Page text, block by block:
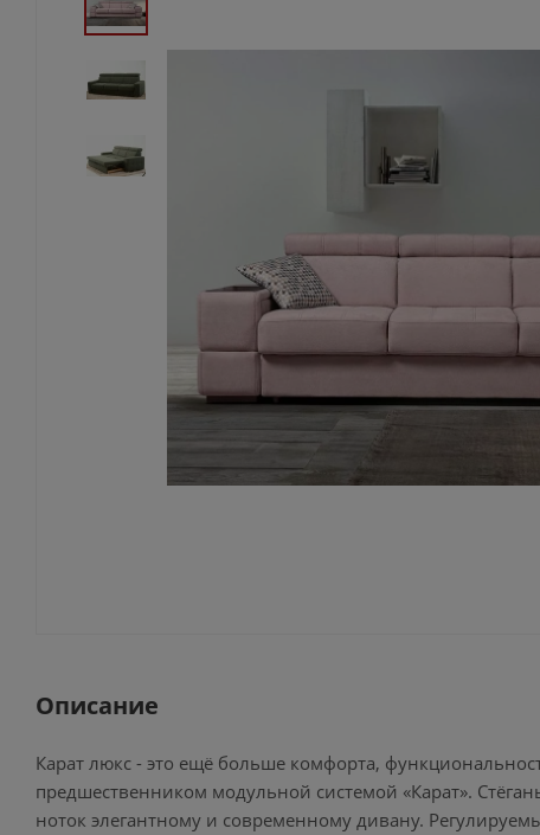
Описание
Карат люкс - это ещё больше комфорта,
предшественником модульной системой «Карат».
ноток элегантному и современному дивану.